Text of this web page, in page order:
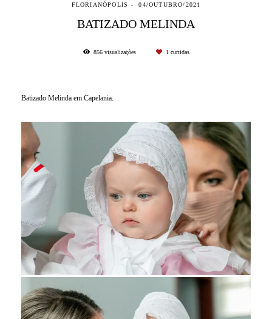
FLORIANÓPOLIS
04/OUTUBRO/2021
BATIZADO MELINDA
856visualizações 1 curtidas
Batizado Melinda em Capelania.